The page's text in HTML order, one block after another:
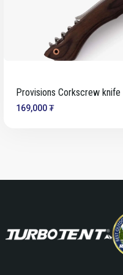
Provisions Corkscrew knife
169,000 ₮